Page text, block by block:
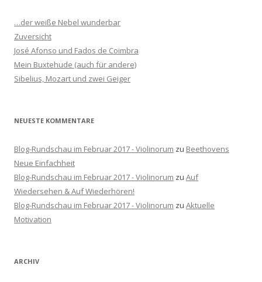
n
a
c
h
…der weiße Nebel wunderbar
Zuversicht
José Afonso und Fados de Coimbra
Mein Buxtehude (auch für andere)
Sibelius, Mozart und zwei Geiger
NEUESTE KOMMENTARE
Blog-Rundschau im Februar 2017 - Violinorum zu Beethovens
Neue Einfachheit
Blog-Rundschau im Februar 2017 - Violinorum zu Auf
Wiedersehen & Auf Wiederhören!
Blog-Rundschau im Februar 2017 - Violinorum zu Aktuelle
Motivation
ARCHIV